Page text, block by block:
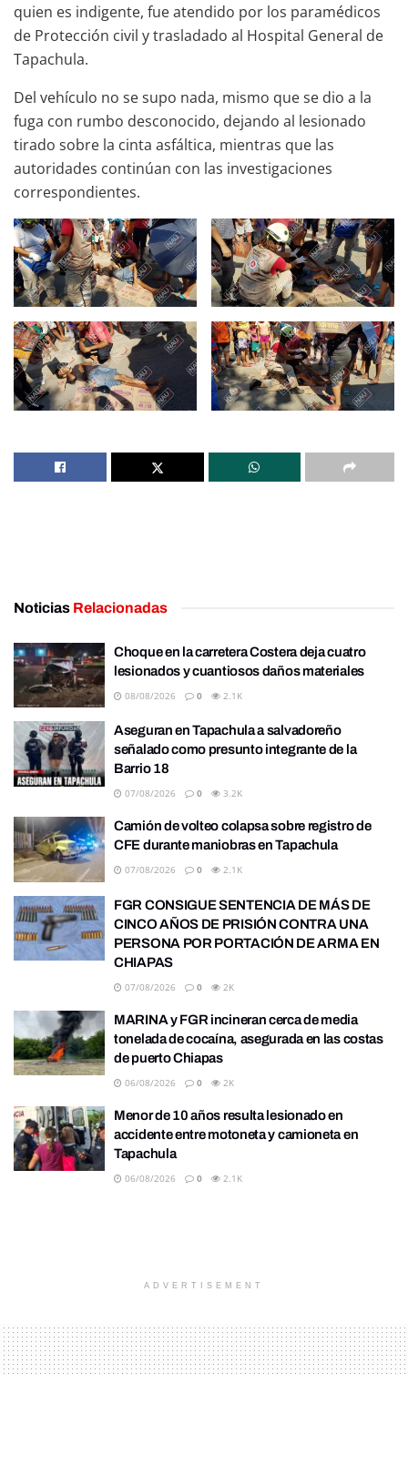
quien es indigente, fue atendido por los paramédicos
de Protección civil y trasladado al Hospital General de
Tapachula.
Del vehículo no se supo nada, mismo que se dio a la
fuga con rumbo desconocido, dejando al lesionado
tirado sobre la cinta asfáltica, mientras que las
autoridades continúan con las investigaciones
correspondientes.
Noticias Relacionadas
Choque en la carretera Costera deja cuatro
lesionados y cuantiosos daños materiales
08/08/2026 0 2.1K
Aseguran en Tapachula a salvadoreño
señalado como presunto integrante de la
Barrio 18
07/08/2026 0 3.2K
Camión de volteo colapsa sobre registro de
CFE durante maniobras en Tapachula
07/08/2026 0 2.1K
FGR CONSIGUE SENTENCIA DE MÁS DE
CINCO AÑOS DE PRISIÓN CONTRA UNA
PERSONA POR PORTACIÓN DE ARMA EN
CHIAPAS
07/08/2026 0 2K
MARINA y FGR incineran cerca de media
tonelada de cocaína, asegurada en las costas
de puerto Chiapas
06/08/2026 0 2K
Menor de 10 años resulta lesionado en
accidente entre motoneta y camioneta en
Tapachula
06/08/2026 0 2.1K
ADVERTISEMENT